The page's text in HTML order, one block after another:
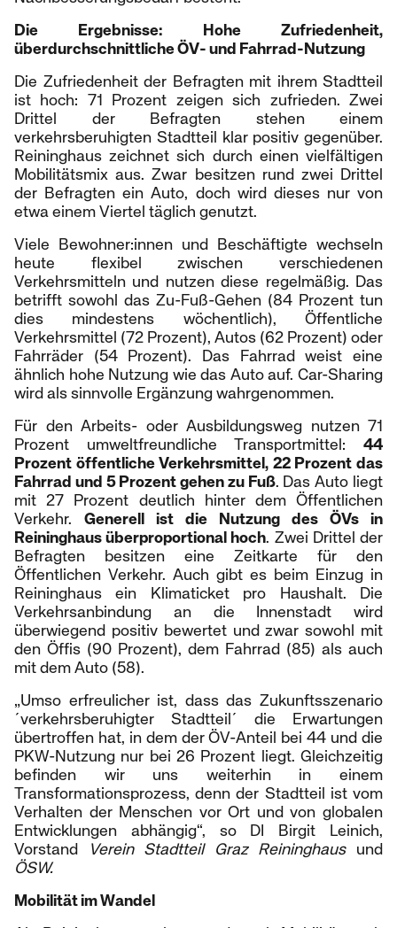
Die Ergebnisse: Hohe Zufriedenheit,
überdurchschnittliche ÖV- und Fahrrad-Nutzung
Die Zufriedenheit der Befragten mit ihrem Stadtteil
ist hoch: 71 Prozent zeigen sich zufrieden. Zwei
Drittel der Befragten stehen einem
verkehrsberuhigten Stadtteil klar positiv gegenüber.
Reininghaus zeichnet sich durch einen vielfältigen
Mobilitätsmix aus. Zwar besitzen rund zwei Drittel
der Befragten ein Auto, doch wird dieses nur von
etwa einem Viertel täglich genutzt.
Viele Bewohner:innen und Beschäftigte wechseln
heute flexibel zwischen verschiedenen
Verkehrsmitteln und nutzen diese regelmäßig. Das
betrifft sowohl das Zu-Fuß-Gehen (84 Prozent tun
dies mindestens wöchentlich), Öffentliche
Verkehrsmittel (72 Prozent), Autos (62 Prozent) oder
Fahrräder (54 Prozent). Das Fahrrad weist eine
ähnlich hohe Nutzung wie das Auto auf. Car-Sharing
wird als sinnvolle Ergänzung wahrgenommen.
Für den Arbeits- oder Ausbildungsweg nutzen 71
Prozent umweltfreundliche Transportmittel: 44
Prozent öffentliche Verkehrsmittel, 22 Prozent das
Fahrrad und 5 Prozent gehen zu Fuß. Das Auto liegt
mit 27 Prozent deutlich hinter dem Öffentlichen
Verkehr. Generell ist die Nutzung des ÖVs in
Reininghaus überproportional hoch. Zwei Drittel der
Befragten besitzen eine Zeitkarte für den
Öffentlichen Verkehr. Auch gibt es beim Einzug in
Reininghaus ein Klimaticket pro Haushalt. Die
Verkehrsanbindung an die Innenstadt wird
überwiegend positiv bewertet und zwar sowohl mit
den Öffis (90 Prozent), dem Fahrrad (85) als auch
mit dem Auto (58).
„Umso erfreulicher ist, dass das Zukunftsszenario
´verkehrsberuhigter Stadtteil´ die Erwartungen
übertroffen hat, in dem der ÖV-Anteil bei 44 und die
PKW-Nutzung nur bei 26 Prozent liegt. Gleichzeitig
befinden wir uns weiterhin in einem
Transformationsprozess, denn der Stadtteil ist vom
Verhalten der Menschen vor Ort und von globalen
Entwicklungen abhängig“, so DI Birgit Leinich,
Vorstand
Verein Stadtteil Graz Reininghaus und
ÖSW.
Mobilität im Wandel